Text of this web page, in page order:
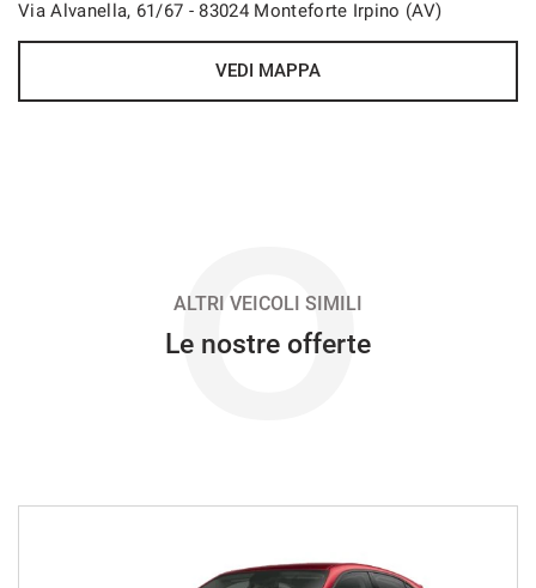
440€/mese
Via Alvanella, 61/67 - 83024 Monteforte Irpino (AV)
VEDI MAPPA
O
ALTRI VEICOLI SIMILI
Le nostre offerte